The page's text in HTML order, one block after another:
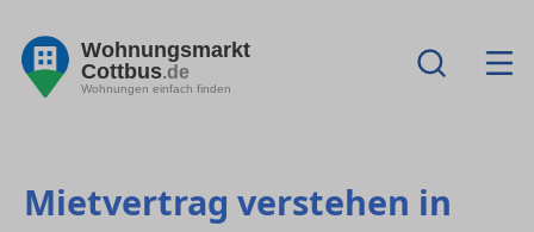
Wohnungsmarkt
Cottbus.de
Wohnungen einfach finden
Mietvertrag verstehen in